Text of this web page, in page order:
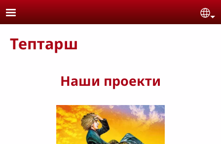
Skip to main content
Тептарш
Наши проекти